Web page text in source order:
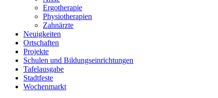
Ergotherapie
Physiotherapien
Zahnärzte
Neuigkeiten
Ortschaften
Projekte
Schulen und Bildungseinrichtungen
Tafelausgabe
Stadtfeste
Wochenmarkt